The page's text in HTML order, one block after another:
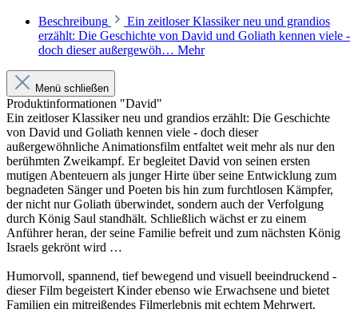
Beschreibung
Ein zeitloser Klassiker neu und grandios
erzählt: Die Geschichte von David und Goliath kennen viele -
doch dieser außergewöh… Mehr
Menü schließen
Produktinformationen "David"
Ein zeitloser Klassiker neu und grandios erzählt: Die Geschichte
von David und Goliath kennen viele - doch dieser
außergewöhnliche Animationsfilm entfaltet weit mehr als nur den
berühmten Zweikampf. Er begleitet David von seinen ersten
mutigen Abenteuern als junger Hirte über seine Entwicklung zum
begnadeten Sänger und Poeten bis hin zum furchtlosen Kämpfer,
der nicht nur Goliath überwindet, sondern auch der Verfolgung
durch König Saul standhält. Schließlich wächst er zu einem
Anführer heran, der seine Familie befreit und zum nächsten König
Israels gekrönt wird …
Humorvoll, spannend, tief bewegend und visuell beeindruckend -
dieser Film begeistert Kinder ebenso wie Erwachsene und bietet
Familien ein mitreißendes Filmerlebnis mit echtem Mehrwert.